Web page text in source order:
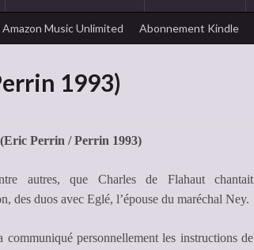
Amazon Music Unlimited Abonnement Kindle
1993)
Perrin / Perrin 1993)
autres, que Charles de Flahaut chantait
des duos avec Eglé, l’épouse du maréchal Ney.
communiqué personnellement les instructions de